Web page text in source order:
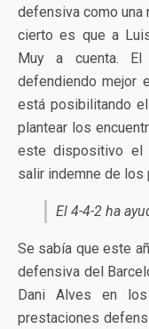
defensiva como una
cierto es que a
Muy a cuenta. El
defendiendo mejor
está posibilitando
plantear los
este dispositivo el
salir indemne de los
El 4-4-2 ha
Se sabía que este
defensiva del
Dani Alves en
prestaciones